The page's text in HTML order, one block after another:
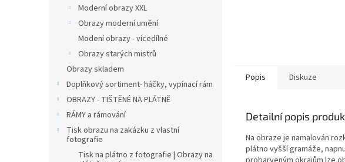
Moderní obrazy XXL
Obrazy moderní umění
Modení obrazy - vícedílné
Obrazy starých mistrů
Obrazy skladem
Doplňkový sortiment- háčky, vypínací rám
OBRAZY - TIŠTĚNÉ NA PLÁTNĚ
RÁMY a rámování
Tisk obrazu na zakázku z vlastní
fotografie
Tisk na plátno z fotografie | Obrazy na
Popis Diskuze
Detailní popis
Na obraze je namalován
plátno vyšší gramáže,